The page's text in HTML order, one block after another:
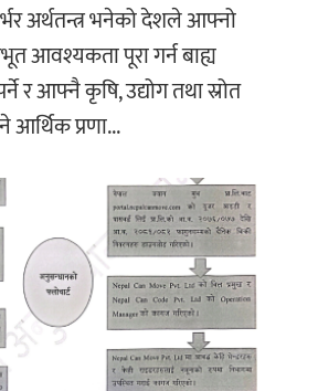
अर्थतन्त्र भनेको देशले आफ्नो
आवश्यकता पूरा गर्न बाह्य
र आफ्नै कृषि, उद्योग तथा स्रोत
आर्थिक प्रणा...